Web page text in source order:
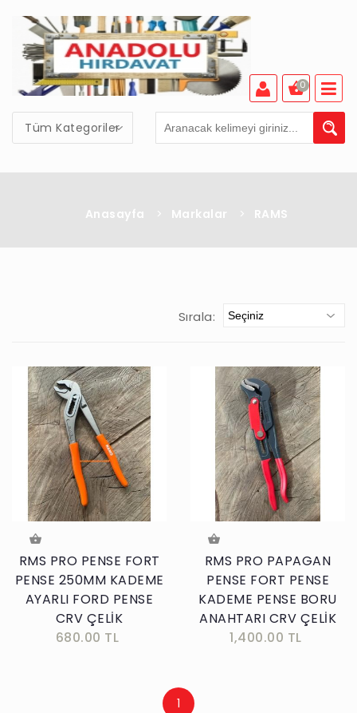
Tüm Kategoriler
0
Anasayfa > Markalar > RAMS
Sırala:
RMS PRO PENSE FORT
PENSE 250MM KADEME
AYARLI FORD PENSE
CRV ÇELİK
680.00 TL
RMS PRO PAPAGAN
PENSE FORT PENSE
KADEME PENSE BORU
ANAHTARI CRV ÇELİK
1,400.00 TL
1